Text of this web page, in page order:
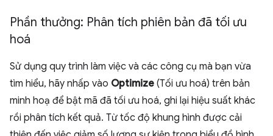
Phần thưởng: Phân tích phiên bản đã tối ưu
hoá
Sử dụng quy trình làm việc và các công cụ mà bạn vừa
tìm hiểu, hãy nhấp vào Optimize (Tối ưu hoá) trên bản
minh hoạ để bật mã đã tối ưu hoá, ghi lại hiệu suất khác
rồi phân tích kết quả. Từ tốc độ khung hình được cải